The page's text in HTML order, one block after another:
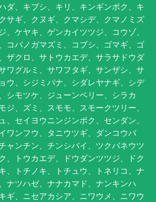
ダ、キブシ、キリ、キンギンボク、キ
サギ、クヌギ、クマシデ、クマノミズ
、ケヤキ、ゲンカイツツジ、コウゾ、
コバノガマズミ、コブシ、ゴマギ、ゴ
ザクロ、サトウカエデ、サラサドウダ
ワグルミ、サワフタギ、サンザシ、サ
ウ、シジミバナ、シダレヤナギ、シデ
シモツケ、ジューンベリー、シラカ
ジ、ズミ、スモモ、スモークツリー、
、セイヨウニンジンボク、センダン、
ワンフウ、タニウツギ、ダンコウバ
ャンチン、チンシバイ、ツクバネウツ
、トウカエデ、ドウダンツツジ、ドク
、トチノキ、トチュウ、トネリコ、ナ
ナツハゼ、ナナカマド、ナンキンハ
ギ、ニセアカシア、ニワウメ、ニワウ